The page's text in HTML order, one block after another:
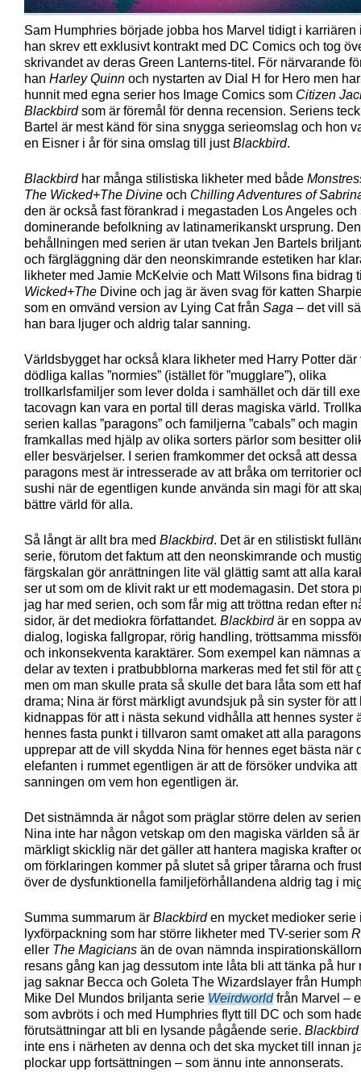
Sam Humphries började jobba hos Marvel tidigt i karriären
han skrev ett exklusivt kontrakt med DC Comics och tog
skrivandet av deras Green Lanterns-titel. För närvarande
han Harley Quinn och nystarten av Dial H for Hero men
hunnit med egna serier hos Image Comics som Citizen
Blackbirdsom är föremål för denna recension. Seriens
Bartel är mest känd för sina snygga serieomslag och hon
en Eisner i år för sina omslag till justBlackbird.
Blackbirdhar många stilistiska likheter med både
The Wicked+The Divine och Chilling Adventures of
den är också fast förankrad i megastaden Los Angeles och
dominerande befolkning av latinamerikanskt ursprung.
behållningen med serien är utan tvekan Jen Bartels
och färgläggning där den neonskimrande estetiken har
likheter med Jamie McKelvie och Matt Wilsons fina bidrag
Wicked+The Divine och jag är även svag för katten
som en omvänd version av Lying Cat från Saga – det vill
han bara ljuger och aldrig talar sanning.
Världsbygget har också klara likheter med Harry Potter där
dödliga kallas ”normies” (istället för ”mugglare”), olika
trollkarlsfamiljer som lever dolda i samhället och där till
tacovagn kan vara en portal till deras magiska värld.
serien kallas ”paragons” och familjerna ”cabals” och magin
framkallas med hjälp av olika sorters pärlor som besitter
eller besvärjelser. I serien framkommer det också att dessa
paragons mest är intresserade av att bråka om territorier
sushi när de egentligen kunde använda sin magi för att
bättre värld för alla.
Så långt är allt bra med Blackbird. Det är en stilistiskt
serie, förutom det faktum att den neonskimrande och
färgskalan gör anrättningen lite väl glättig samt att alla
ser ut som om de klivit rakt ur ett modemagasin. Det stora
jag har med serien, och som får mig att tröttna redan efter
sidor, är det mediokra författandet. Blackbirdär en soppa
dialog, logiska fallgropar, rörig handling, tröttsamma
och inkonsekventa karaktärer. Som exempel kan nämnas
delar av texten i pratbubblorna markeras med fet stil för att
men om man skulle prata så skulle det bara låta som ett
drama; Nina är först märkligt avundsjuk på sin syster för att
kidnappas för att i nästa sekund vidhålla att hennes syster
hennes fasta punkt i tillvaron samt omaket att alla
upprepar att de vill skydda Nina för hennes eget bästa när
elefanten i rummet egentligen är att de försöker undvika att
sanningen om vem hon egentligen är.
Det sistnämnda är något som präglar större delen av
Nina inte har någon vetskap om den magiska världen så
märkligt skicklig när det gäller att hantera magiska krafter
om förklaringen kommer på slutet så griper tårarna och
över de dysfunktionella familjeförhållandena aldrig tag i
Summa summarum är Blackbirden mycket medioker serie
lyxförpackning som har större likheter med TV-serier som
eller The Magicians än de ovan nämnda
resans gång kan jag dessutom inte låta bli att tänka på hur
jag saknar Becca och Goleta The Wizardslayer från
Mike Del Mundos briljanta serie Weirdworldfrån Marvel –
som avbröts i och med Humphries flytt till DC och som
förutsättningar att bli en lysande pågående serie. Blackbird
inte ens i närheten av denna och det ska mycket till innan
plockar upp fortsättningen – som ännu inte annonserats.